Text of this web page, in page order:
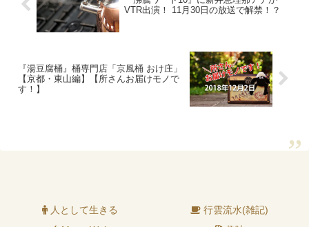
VTR出演！ 11月30日の放送で解禁！？
『湯豆腐桶』桶専門店「京風桶 おけ庄」
【京都・東山編】【所さんお届けモノで
す！】
人として生きる
行雲流水(雑記)